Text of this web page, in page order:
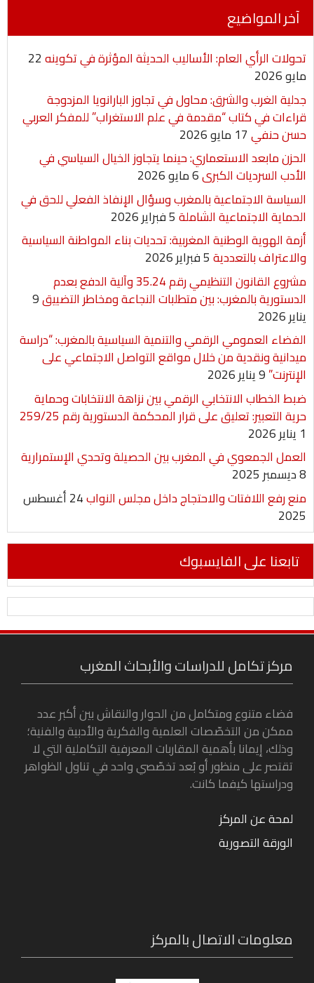
e
b
o
o
k
t
t
e
r
s
A
p
p
e
n
g
e
r
l
l
t
آخر المواضيع
تحولات الرأي العام: الأساليب الحديثة المؤثرة في تكوينه22
مايو 2026
جدلية الغرب والشرق: محاول في تجاوز البارانويا المزدوجة
قراءات في كتاب “مقدمة في علم الاستغراب” للمفكر العربي
حسن حنفي17 مايو 2026
الحزن مابعد الاستعماري: حينما يتجاوز الخيال السياسي في
الأدب السرديات الكبرى6 مايو 2026
السياسة الاجتماعية بالمغرب وسؤال الإنفاذ الفعلي للحق في
الحماية الاجتماعية الشاملة5 فبراير 2026
أزمة الهوية الوطنية المغربية: تحديات بناء المواطنة السياسية
والاعتراف بالتعددية5 فبراير 2026
مشروع القانون التنظيمي رقم 35.24 وآلية الدفع بعدم
الدستورية بالمغرب: بين متطلبات النجاعة ومخاطر التضييق9
يناير 2026
الفضاء العمومي الرقمي والتنمية السياسية بالمغرب: “دراسة
ميدانية ونقدية من خلال مواقع التواصل الاجتماعي على
الإنترنت”9 يناير 2026
ضبط الخطاب الانتخابي الرقمي بين نزاهة الانتخابات وحماية
حرية التعبير: تعليق على قرار المحكمة الدستورية رقم 259/25
1 يناير 2026
العمل الجمعوي في المغرب بين الحصيلة وتحدي الإستمرارية
8 ديسمبر 2025
منع رفع اللافتات والاحتجاج داخل مجلس النواب
24 أغسطس
2025
تابعنا على الفايسبوك
مركز تكامل للدراسات والأبحاث المغرب
فضاء متنوع ومتكامل من الحوار والنقاش بين أكبر عدد
ممكن من التخصّصات العلمية والفكرية والأدبية والفنية؛
وذلك، إيمانا بأهمية المقاربات المعرفية التكاملية التي لا
تقتصر على منظور أو بُعد تخصّصي واحد في تناول الظواهر
ودراستها كيفما كانت.
لمحة عن المركز
الورقة التصورية
معلومات الاتصال بالمركز